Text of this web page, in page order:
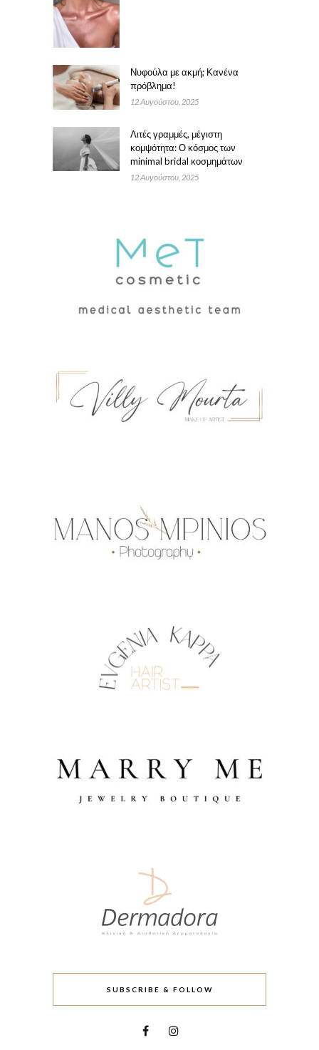
Νυφούλα με ακμή; Κανένα
πρόβλημα!
12 Αυγούστου, 2025
Λιτές γραμμές, μέγιστη
κομψότητα: Ο κόσμος των
minimal bridal κοσμημάτων
12 Αυγούστου, 2025
SUBSCRIBE & FOLLOW